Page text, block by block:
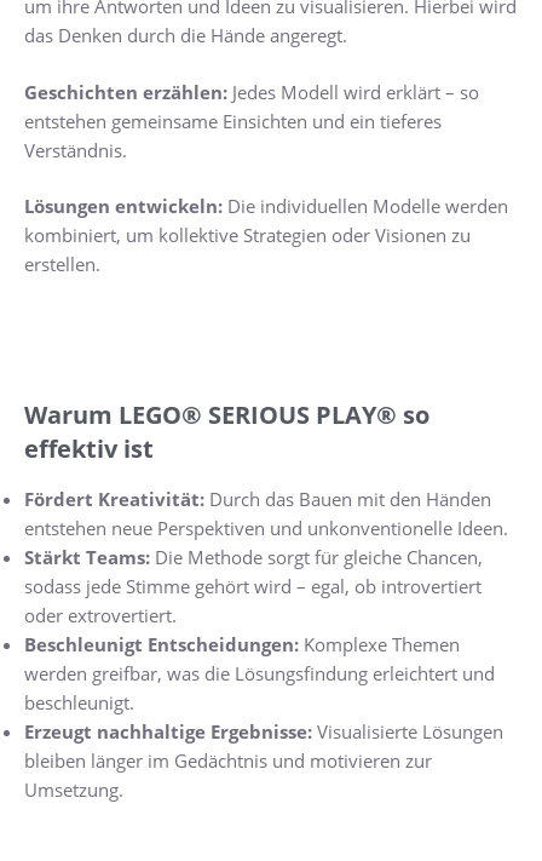
um ihre Antworten und Ideen zu visualisieren. Hierbei wird
das Denken durch die Hände angeregt.
Geschichten erzählen: Jedes Modell wird erklärt – so
entstehen gemeinsame Einsichten und ein tieferes
Verständnis.
Lösungen entwickeln: Die individuellen Modelle werden
kombiniert, um kollektive Strategien oder Visionen zu
erstellen.
Warum LEGO® SERIOUS PLAY® so
effektiv ist
Fördert Kreativität: Durch das Bauen mit den Händen
entstehen neue Perspektiven und unkonventionelle Ideen.
Stärkt Teams: Die Methode sorgt für gleiche Chancen,
sodass jede Stimme gehört wird – egal, ob introvertiert
oder extrovertiert.
Beschleunigt Entscheidungen: Komplexe Themen
werden greifbar, was die Lösungsfindung erleichtert und
beschleunigt.
Erzeugt nachhaltige Ergebnisse: Visualisierte Lösungen
bleiben länger im Gedächtnis und motivieren zur
Umsetzung.